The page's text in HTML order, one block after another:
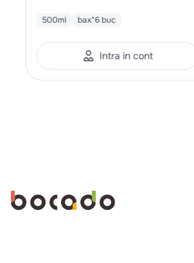
500ml bax*6 buc
Intra in cont